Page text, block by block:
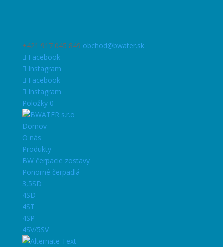
+421 917 045 849 obchod@bwater.sk
Facebook
Instagram
Facebook
Instagram
Položky 0
Domov
O nás
Produkty
BW čerpacie zostavy
Ponorné čerpadlá
3,5SD
4SD
4ST
4SP
4SV/5SV